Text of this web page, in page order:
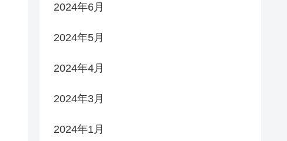
2024年6月
2024年5月
2024年4月
2024年3月
2024年1月